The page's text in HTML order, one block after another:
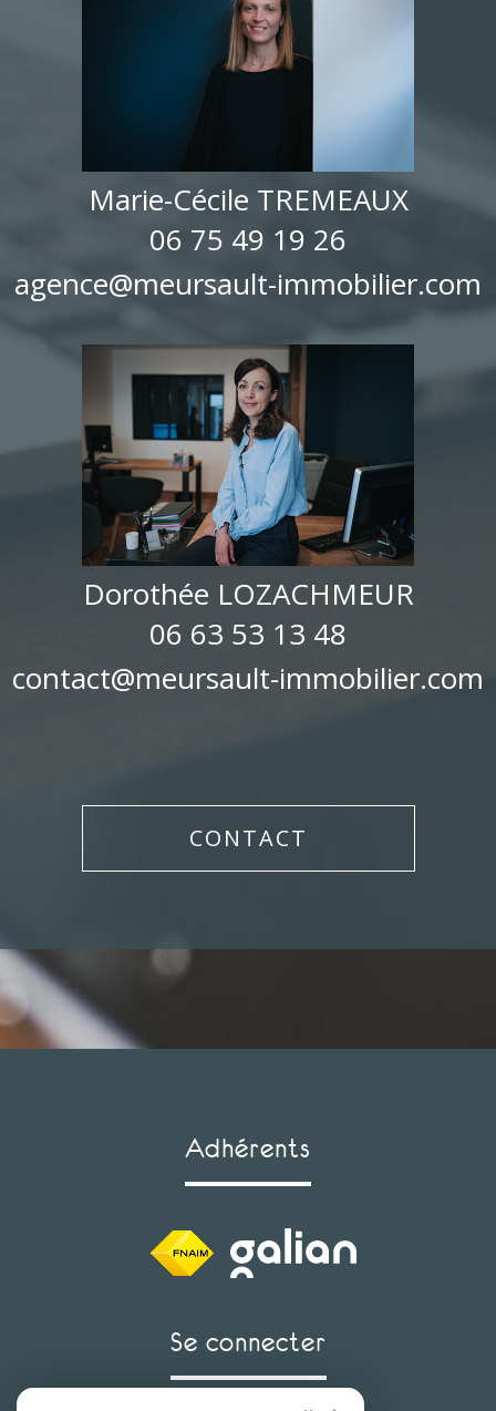
Marie-Cécile TREMEAUX
06 75 49 19 26
agence@meursault-immobilier.com
Dorothée LOZACHMEUR
06 63 53 13 48
contact@meursault-immobilier.com
CONTACT
adhérents
se connecter